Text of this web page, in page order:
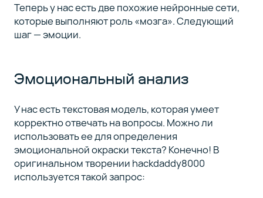
Теперь у нас есть две похожие нейронные сети,
которые выполняют роль «мозга». Следующий
шаг — эмоции.
Эмоциональный анализ
У нас есть текстовая модель, которая умеет
корректно отвечать на вопросы. Можно ли
использовать ее для определения
эмоциональной окраски текста? Конечно! В
оригинальном творении hackdaddy8000
используется такой запрос: